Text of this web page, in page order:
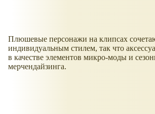
Плюшевые персонажи на клипсах
индивидуальным стилем, так что
в качестве элементов микро-моды и
мерчендайзинга.